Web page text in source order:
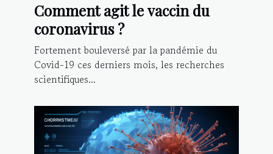
Comment agit le vaccin du
coronavirus ?
Fortement bouleversé par la pandémie du
Covid-19 ces derniers mois, les recherches
scientifiques...